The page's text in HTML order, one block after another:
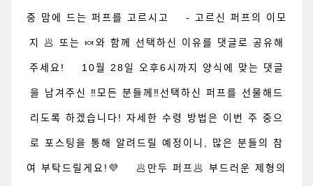
중 맘에 드는 퍼프를 고르시고 ⠀ - 고르신 퍼프의 이모
지 🥟 또는 🍬와 함께 선택하신 이유를 댓글로 공유해
주세요! ⠀ 10월 28일 오후6시까지 양식에 맞는 댓글
을 남겨주신 ‼️모든 분들께‼️선택하신 퍼프를 선물해드
리도록 하겠습니다! 자세한 수령 방법은 이번 주 중으
로 포스팅을 통해 알려드릴 예정이니, 많은 분들의 참
여 부탁드릴게요!💜 ⠀ 🥟만두 퍼프🥟 부드러운 제형의